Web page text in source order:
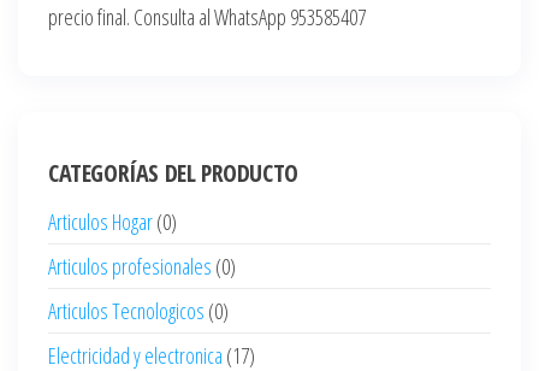
precio final. Consulta al WhatsApp 953585407
CATEGORÍAS DEL PRODUCTO
Articulos Hogar(0)
Articulos profesionales (0)
Articulos Tecnologicos (0)
Electricidad y electronica (17)